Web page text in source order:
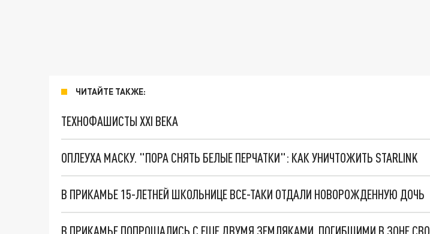
ЧИТАЙТЕ ТАКЖЕ:
ТЕХНОФАШИСТЫ XXI ВЕКА
ОПЛЕУХА МАСКУ. "ПОРА СНЯТЬ БЕЛЫЕ ПЕРЧАТКИ": КАК УНИЧТОЖИТЬ STARLINK
В ПРИКАМЬЕ 15-ЛЕТНЕЙ ШКОЛЬНИЦЕ ВСЕ-ТАКИ ОТДАЛИ НОВОРОЖДЕННУЮ ДОЧЬ